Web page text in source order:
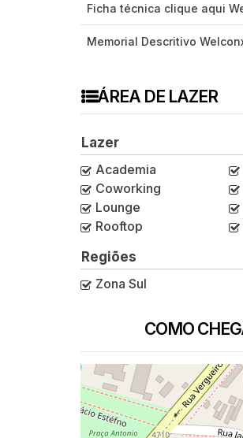
Ficha técnica clique aqui
Memorial Descritivo
ÁREA DE LAZER
Lazer
Academia
Coworking
Lounge
Rooftop
Regiões
Zona Sul
COMO